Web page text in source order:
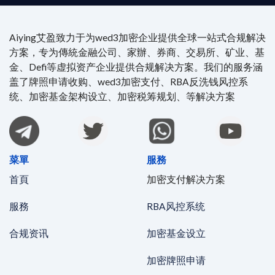
Aiying艾盈致力于为wed3加密企业提供全球一站式合规解决
方案，专为傳統金融公司、家辦、券商、交易所、矿业、基
金、Defi等虚拟资产企业提供合规解决方案。我们的服务涵
盖了牌照申请收购、wed3加密支付、RBA反洗钱风控系
统、加密基金架构设立、加密税筹规划、等解决方案
菜單
首頁
服務
合规资讯
服務
加密支付解决方案
RBA风控系统
加密基金设立
加密牌照申请